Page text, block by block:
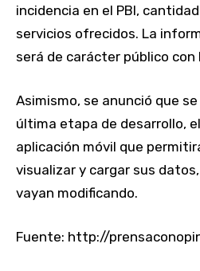
incidencia en el PBI,
servicios ofrecidos. La
será de carácter público con
Asimismo, se anunció que
última etapa de desarrollo,
aplicación móvil que
visualizar y cargar sus
vayan modificando.
Fuente: http://